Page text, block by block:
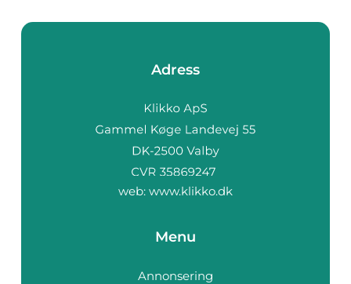
Adress
web: www.klikko.dk
Menu
Annonsering